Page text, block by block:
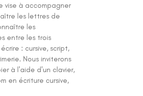
vise à accompagner
les lettres de
les
entre les trois
: cursive, script,
Nous inviterons
à l'aide d'un clavier,
en écriture cursive,